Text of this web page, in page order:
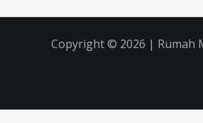
Copyright © 2026 | Rumah